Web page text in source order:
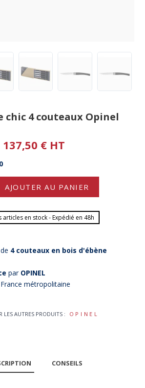
chic 4 couteaux Opinel
137,50 € HT
AJOUTER AU PANIER
articles en stock - Expédié en 48h
de 4 couteaux en bois d'ébène
par OPINEL
métropolitaine
LES AUTRES PRODUITS : OPINEL
CONSEILS